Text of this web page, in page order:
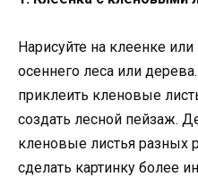
Нарисуйте на клеенке
осеннего леса или
приклеить кленовые
создать лесной пейзаж.
кленовые листья разных
сделать картинку более